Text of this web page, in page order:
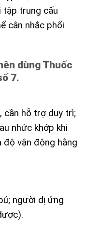
tập trung cấu
cân nhắc phối
dùng Thuốc
7.
cần hỗ trợ duy trì;
nhức khớp khi
vận động hằng
người dị ứng